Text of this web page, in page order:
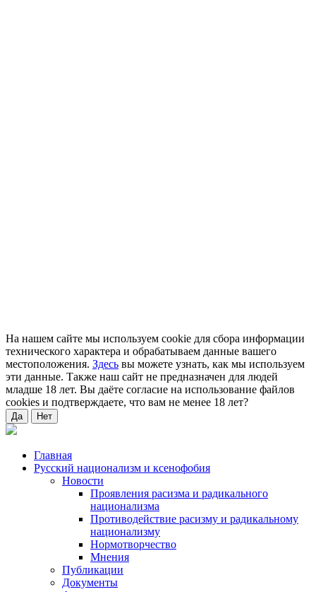
На нашем сайте мы используем cookie для сбора информации
технического характера и обрабатываем данные вашего
местоположения. Здесь вы можете узнать, как мы используем
эти данные. Также наш сайт не предназначен для людей
младше 18 лет. Вы даёте согласие на использование файлов
cookies и подтверждаете, что вам не менее 18 лет?
Да Нет
Главная
Русский национализм и ксенофобия
Новости
Проявления расизма и радикального
национализма
Противодействие расизму и радикальному
национализму
Нормотворчество
Мнения
Публикации
Документы